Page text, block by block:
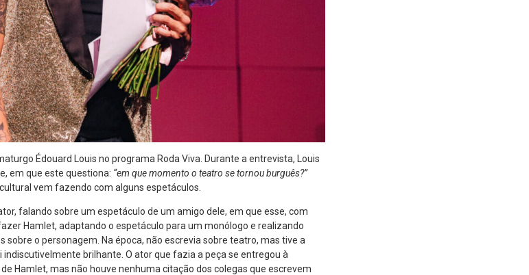
Édouard Louis no programa Roda Viva. Durante a entrevista, Louis
em que este questiona: “em que momento o teatro se tornou burguês?”
vem fazendo com alguns espetáculos.
falando sobre um espetáculo de um amigo dele, em que esse, com
Hamlet, adaptando o espetáculo para um monólogo e realizando
o personagem. Na época, não escrevia sobre teatro, mas tive a
brilhante. O ator que fazia a peça se entregou à
Hamlet, mas não houve nenhuma citação dos colegas que escrevem